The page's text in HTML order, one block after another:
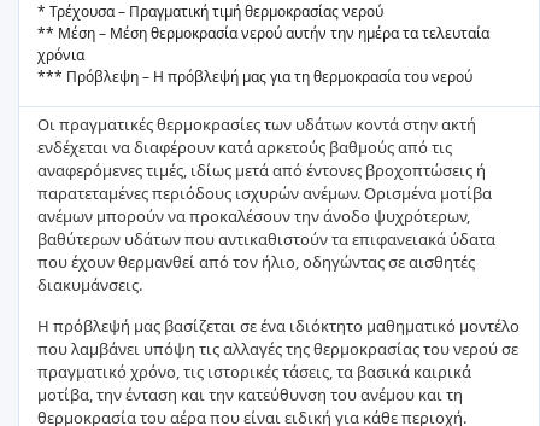
* Τρέχουσα – Πραγματική τιμή θερμοκρασίας νερού
** Μέση – Μέση θερμοκρασία νερού αυτήν την ημέρα τα τελευταία
χρόνια
*** Πρόβλεψη – Η πρόβλεψή μας για τη θερμοκρασία του νερού
Οι πραγματικές θερμοκρασίες των υδάτων κοντά στην ακτή
ενδέχεται να διαφέρουν κατά αρκετούς βαθμούς από τις
αναφερόμενες τιμές, ιδίως μετά από έντονες βροχοπτώσεις ή
παρατεταμένες περιόδους ισχυρών ανέμων. Ορισμένα μοτίβα
ανέμων μπορούν να προκαλέσουν την άνοδο ψυχρότερων,
βαθύτερων υδάτων που αντικαθιστούν τα επιφανειακά ύδατα
που έχουν θερμανθεί από τον ήλιο, οδηγώντας σε αισθητές
διακυμάνσεις.
Η πρόβλεψή μας βασίζεται σε ένα ιδιόκτητο μαθηματικό μοντέλο
που λαμβάνει υπόψη τις αλλαγές της θερμοκρασίας του νερού σε
πραγματικό χρόνο, τις ιστορικές τάσεις, τα βασικά καιρικά
μοτίβα, την ένταση και την κατεύθυνση του ανέμου και τη
θερμοκρασία του αέρα που είναι ειδική για κάθε περιοχή.